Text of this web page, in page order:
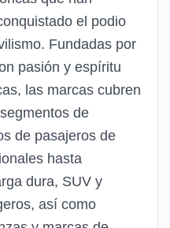
el podio
Fundadas por
pasión y espíritu
las marcas cubren
de
de pasajeros de
hasta
dura, SUV y
así como